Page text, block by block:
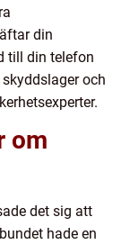
din
till din telefon
och
om
det sig att
hade en